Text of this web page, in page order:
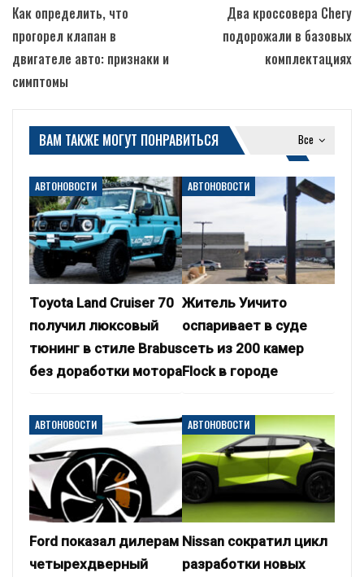
Как определить, что
прогорел клапан в
двигателе авто: признаки и
симптомы
Два кроссовера Chery
подорожали в базовых
комплектациях
Все
ВАМ ТАКЖЕ МОГУТ ПОНРАВИТЬСЯ
АВТОНОВОСТИ
Toyota Land Cruiser 70
получил люксовый
тюнинг в стиле Brabus
без доработки мотора
АВТОНОВОСТИ
Житель Уичито
оспаривает в суде
сеть из 200 камер
Flock в городе
АВТОНОВОСТИ
Ford показал дилерам
четырехдверный
АВТОНОВОСТИ
Nissan сократил цикл
разработки новых